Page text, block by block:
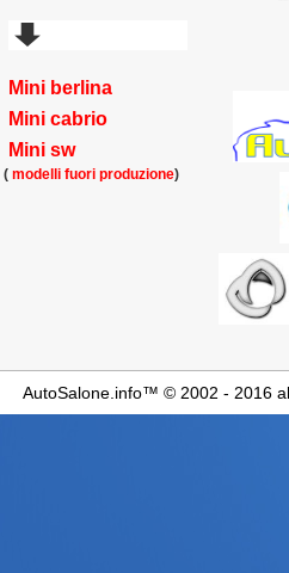
Mini berlina
Mini cabrio
Mini sw
( modelli fuori produzione)
AutoSalone.info™ © 2002 - 2016